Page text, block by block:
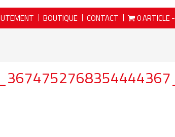
BOUTIQUE CONTACT 0 ARTICLE